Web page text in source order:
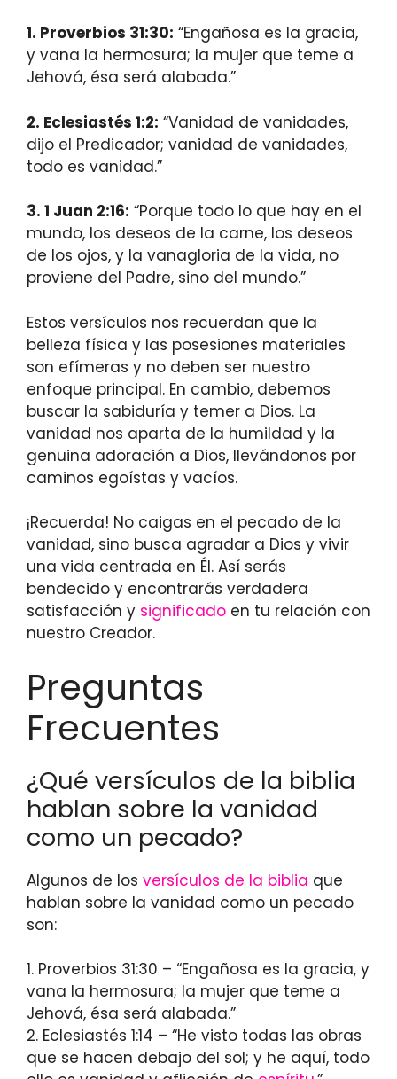
1. Proverbios 31:30: “Engañosa es la gracia,
y vana la hermosura; la mujer que teme a
Jehová, ésa será alabada.”
2. Eclesiastés 1:2: “Vanidad de vanidades,
dijo el Predicador; vanidad de vanidades,
todo es vanidad.”
3. 1 Juan 2:16: “Porque todo lo que hay en el
mundo, los deseos de la carne, los deseos
de los ojos, y la vanagloria de la vida, no
proviene del Padre, sino del mundo.”
Estos versículos nos recuerdan que la
belleza física y las posesiones materiales
son efímeras y no deben ser nuestro
enfoque principal. En cambio, debemos
buscar la sabiduría y temer a Dios. La
vanidad nos aparta de la humildad y la
genuina adoración a Dios, llevándonos por
caminos egoístas y vacíos.
¡Recuerda! No caigas en el pecado de la
vanidad, sino busca agradar a Dios y vivir
una vida centrada en Él. Así serás
bendecido y encontrarás verdadera
satisfacción y significado en tu relación con
nuestro Creador.
Preguntas
Frecuentes
¿Qué versículos de la biblia
hablan sobre la vanidad
como un pecado?
Algunos de los versículos de la biblia que
hablan sobre la vanidad como un pecado
son:
1. Proverbios 31:30 – “Engañosa es la gracia, y
vana la hermosura; la mujer que teme a
Jehová, ésa será alabada.”
2. Eclesiastés 1:14 – “He visto todas las obras
que se hacen debajo del sol; y he aquí, todo